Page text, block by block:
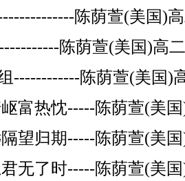
陈荫萱(美国)
陈荫萱(美国)高
------------陈荫萱(美国)
富热忱-----陈荫萱(美
望归期-----陈荫萱(美
无了时-----陈荫萱(美